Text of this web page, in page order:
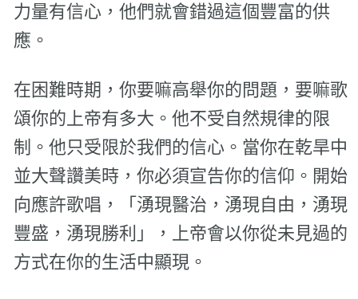
力量有信心，他們就會錯過這個豐富的供
應。
在困難時期，你要嘛高舉你的問題，要嘛歌
頌你的上帝有多大。他不受自然規律的限
制。他只受限於我們的信心。當你在乾旱中
並大聲讚美時，你必須宣告你的信仰。開始
向應許歌唱，「湧現醫治，湧現自由，湧現
豐盛，湧現勝利」，上帝會以你從未見過的
方式在你的生活中顯現。